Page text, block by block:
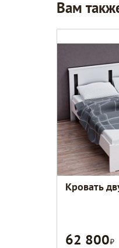
Вам
Кровать
62 800Р